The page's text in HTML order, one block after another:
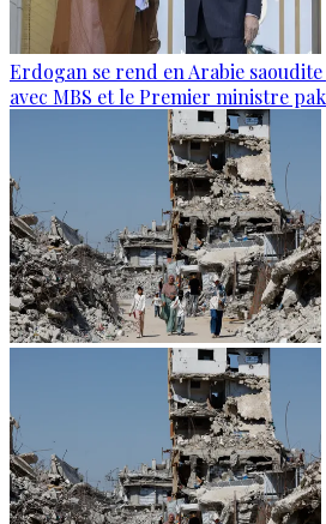
Erdogan se rend en Arabie
avec MBS et le Premier ministre